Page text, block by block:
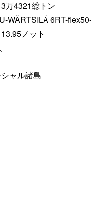
万4321総トン
WÄRTSILÄ 6RT-
ノット
ャル諸島